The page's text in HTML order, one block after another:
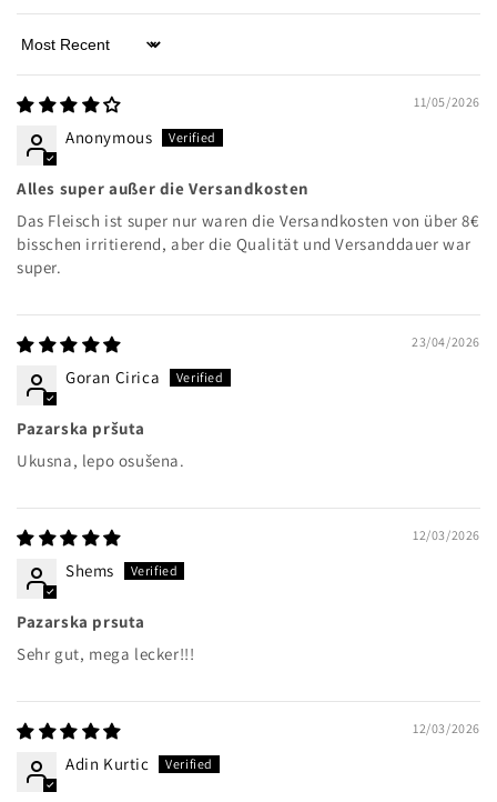
Sort by
11/05/2026
Anonymous
Alles super außer die Versandkosten
Das Fleisch ist super nur waren die Versandkosten von über 8€
bisschen irritierend, aber die Qualität und Versanddauer war
super.
23/04/2026
Goran Cirica
Pazarska pršuta
Ukusna, lepo osušena.
12/03/2026
Shems
Pazarska prsuta
Sehr gut, mega lecker!!!
12/03/2026
Adin Kurtic